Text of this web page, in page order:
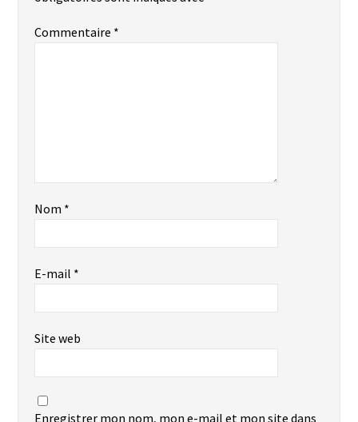
Commentaire *
Nom *
E-mail *
Site web
Enregistrer mon nom, mon e-mail et mon site dans